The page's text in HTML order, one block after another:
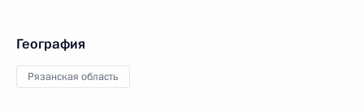
География
Рязанская область